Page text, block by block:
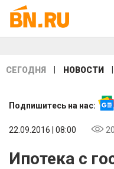
СЕГОДНЯ НОВОСТИ
Подпишитесь на нас:
22.09.2016 | 08:00
Ипотека с